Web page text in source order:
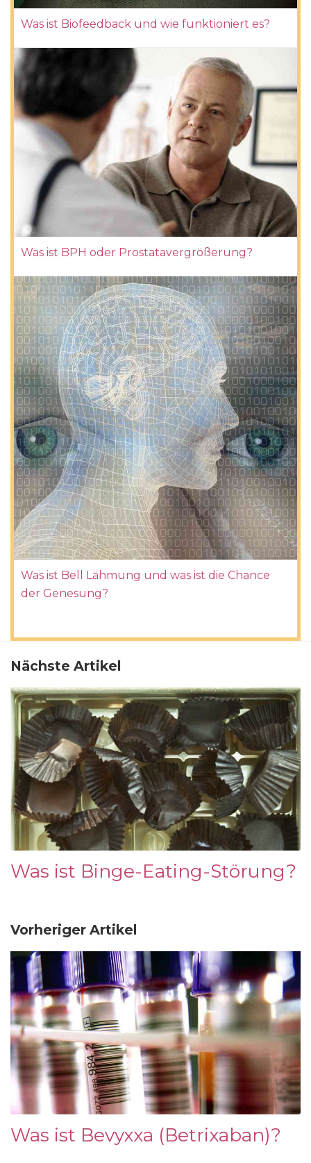
Was ist Biofeedback und wie funktioniert es?
Was ist BPH oder Prostatavergrößerung?
Was ist Bell Lähmung und was ist die Chance
der Genesung?
Nächste Artikel
Was ist Binge-Eating-Störung?
Vorheriger Artikel
Was ist Bevyxxa (Betrixaban)?